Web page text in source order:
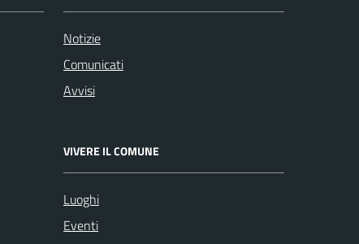
Notizie
Comunicati
Avvisi
VIVERE IL COMUNE
Luoghi
Eventi